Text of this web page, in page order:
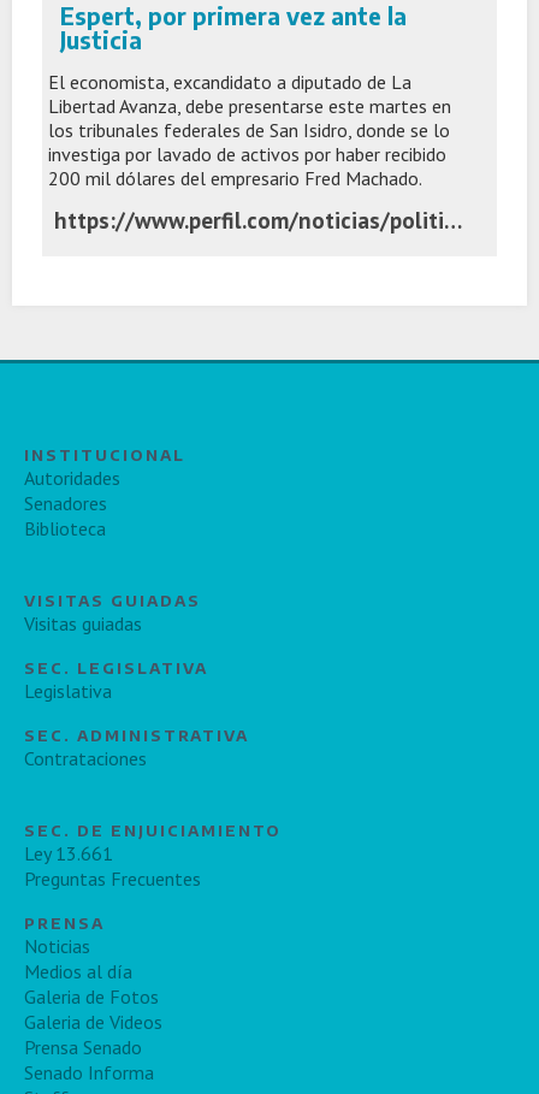
Espert, por primera vez ante la
Justicia
El economista, excandidato a diputado de La
Libertad Avanza, debe presentarse este martes en
los tribunales federales de San Isidro, donde se lo
investiga por lavado de activos por haber recibido
200 mil dólares del empresario Fred Machado.
https://www.perfil.com/noticias/politica/espert-por-primera-vez-ante-la-justicia.phtml
INSTITUCIONAL
Autoridades
Senadores
Biblioteca
VISITAS GUIADAS
Visitas guiadas
SEC. LEGISLATIVA
Legislativa
SEC. ADMINISTRATIVA
Contrataciones
SEC. DE ENJUICIAMIENTO
Ley 13.661
Preguntas Frecuentes
PRENSA
Noticias
Medios al día
Galeria de Fotos
Galeria de Videos
Prensa Senado
Senado Informa